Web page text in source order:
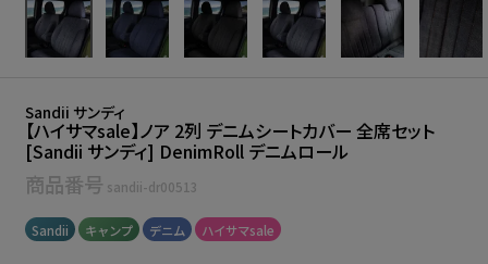
Sandii サンディ
【ハイサマsale】ノア 2列 デニムシートカバー 全席セット
[Sandii サンディ] DenimRoll デニムロール
商品番号 sandii-dr00513
Sandii キャンプ デニム ハイサマsale